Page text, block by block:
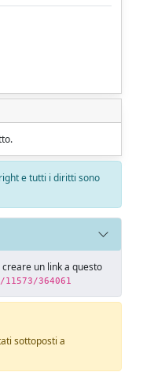
e tutti i diritti sono
un link a questo
364061
sottoposti a